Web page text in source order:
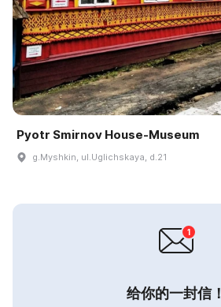
Pyotr Smirnov House-Museum
g.Myshkin, ul.Uglichskaya, d.21
给你的一封信！